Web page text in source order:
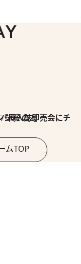
売会にチャレンジ その2」
ムTOP